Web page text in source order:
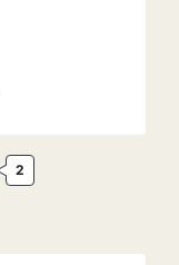
2